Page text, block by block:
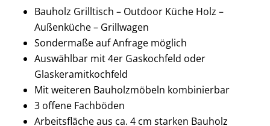
Bauholz Grilltisch – Outdoor Küche Holz –
Außenküche – Grillwagen
Sondermaße auf Anfrage möglich
Auswählbar mit 4er Gaskochfeld oder
Glaskeramitkochfeld
Mit weiteren Bauholzmöbeln kombinierbar
3 offene Fachböden
Arbeitsfläche aus ca. 4 cm starken Bauholz